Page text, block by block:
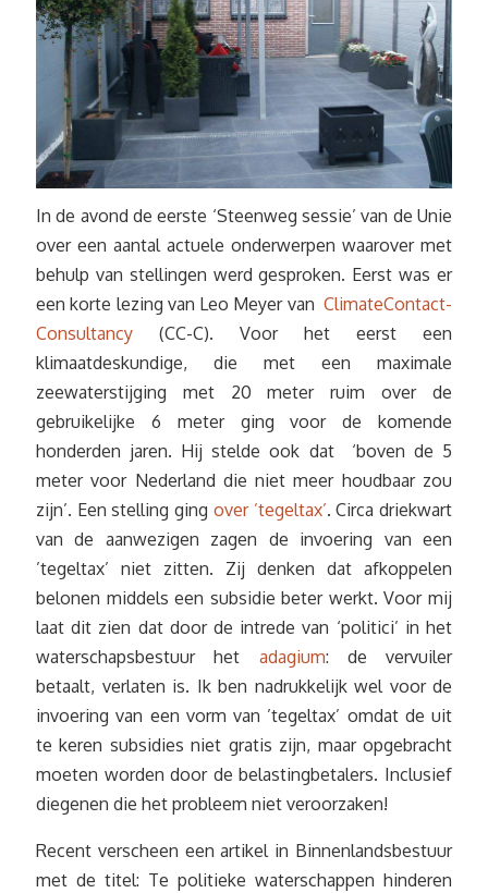
In de avond de eerste ‘Steenweg sessie’ van de Unie
over een aantal actuele onderwerpen waarover met
behulp van stellingen werd gesproken. Eerst was er
een korte lezing van Leo Meyer van ClimateContact-
Consultancy (CC-C). Voor het eerst een
klimaatdeskundige, die met een maximale
zeewaterstijging met 20 meter ruim over de
gebruikelijke 6 meter ging voor de komende
honderden jaren. Hij stelde ook dat ‘boven de 5
meter voor Nederland die niet meer houdbaar zou
zijn’. Een stelling ging over ’tegeltax’. Circa driekwart
van de aanwezigen zagen de invoering van een
’tegeltax’ niet zitten. Zij denken dat afkoppelen
belonen middels een subsidie beter werkt. Voor mij
laat dit zien dat door de intrede van ‘politici’ in het
waterschapsbestuur het adagium: de vervuiler
betaalt, verlaten is. Ik ben nadrukkelijk wel voor de
invoering van een vorm van ’tegeltax’ omdat de uit
te keren subsidies niet gratis zijn, maar opgebracht
moeten worden door de belastingbetalers. Inclusief
diegenen die het probleem niet veroorzaken!
Recent verscheen een artikel in Binnenlandsbestuur
met de titel: Te politieke waterschappen hinderen